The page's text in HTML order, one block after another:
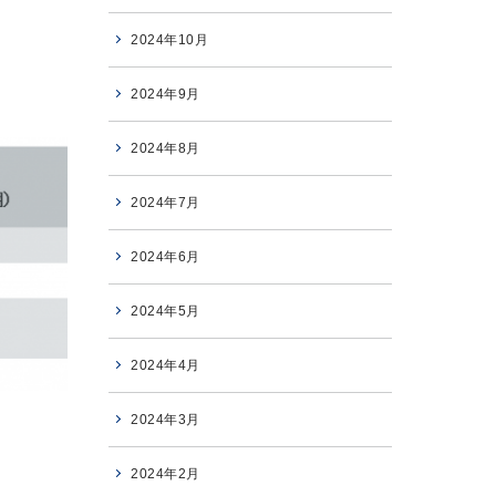
2024年10月
2024年9月
2024年8月
2024年7月
2024年6月
2024年5月
2024年4月
2024年3月
2024年2月